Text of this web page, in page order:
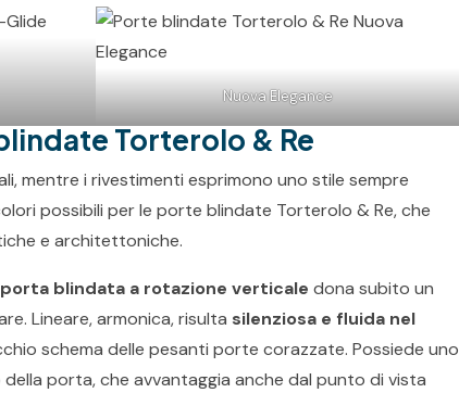
Nuova Elegance
Torterolo & Re
mentre i rivestimenti esprimono uno stile sempre
possibili per le porte blindate Torterolo & Re, che
e architettoniche.
porta blindata a rotazione verticale dona subito un
Lineare, armonica, risulta silenziosa e fluida nel
schema delle pesanti porte corazzate. Possiede uno
porta, che avvantaggia anche dal punto di vista